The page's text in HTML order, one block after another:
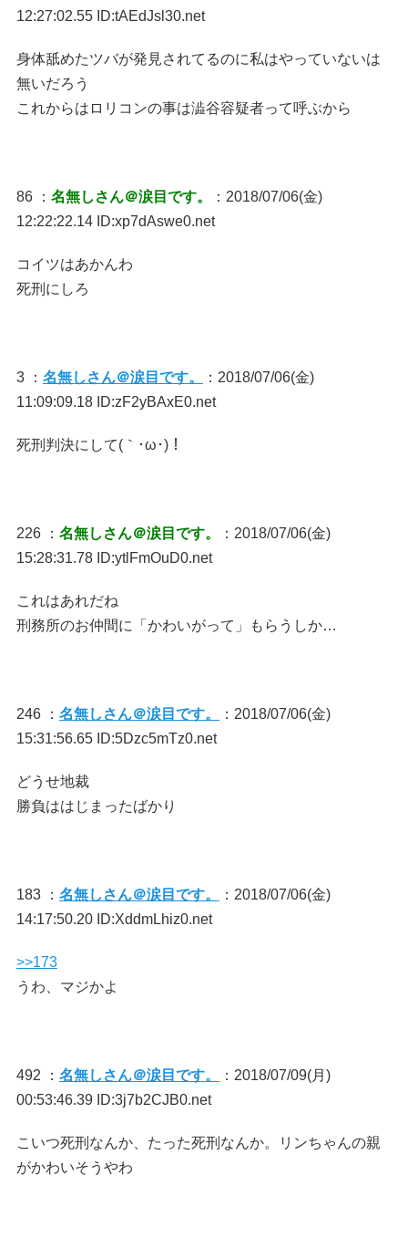
12:27:02.55 ID:tAEdJsl30.net
身体舐めたツバが発見されてるのに私はやっていないは
無いだろう
これからはロリコンの事は澁谷容疑者って呼ぶから
86 ： 名無しさん＠涙目です。
：2018/07/06(金)
12:22:22.14 ID:xp7dAswe0.net
コイツはあかんわ
死刑にしろ
3 ： 名無しさん＠涙目です。
：2018/07/06(金)
11:09:09.18 ID:zF2yBAxE0.net
死刑判決にして(｀･ω･)！
226 ： 名無しさん＠涙目です。
：2018/07/06(金)
15:28:31.78 ID:ytlFmOuD0.net
これはあれだね
刑務所のお仲間に「かわいがって」もらうしか…
246 ： 名無しさん＠涙目です。
：2018/07/06(金)
15:31:56.65 ID:5Dzc5mTz0.net
どうせ地裁
勝負ははじまったばかり
183 ： 名無しさん＠涙目です。
：2018/07/06(金)
14:17:50.20 ID:XddmLhiz0.net
>>173
うわ、マジかよ
492 ： 名無しさん＠涙目です。
：2018/07/09(月)
00:53:46.39 ID:3j7b2CJB0.net
こいつ死刑なんか、たった死刑なんか。リンちゃんの親
がかわいそうやわ